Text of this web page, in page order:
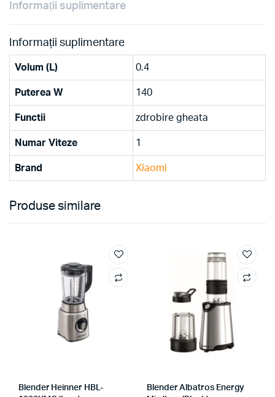
Informații suplimentare
Informații suplimentare
Volum (L) 0.4
Puterea W 140
Functii zdrobire gheata
Numar Viteze 1
Brand Xiaomi
Produse similare
Blender Heinner HBL-
Blender Albatros Energy